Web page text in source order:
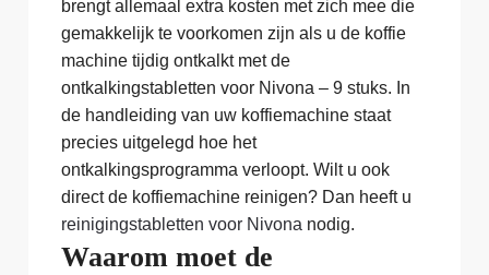
brengt allemaal extra kosten met zich mee die
gemakkelijk te voorkomen zijn als u de koffie
machine tijdig ontkalkt met de
ontkalkingstabletten voor Nivona – 9 stuks. In
de handleiding van uw koffiemachine staat
precies uitgelegd hoe het
ontkalkingsprogramma verloopt. Wilt u ook
direct de koffiemachine reinigen? Dan heeft u
reinigingstabletten voor Nivona nodig.
Waarom moet de